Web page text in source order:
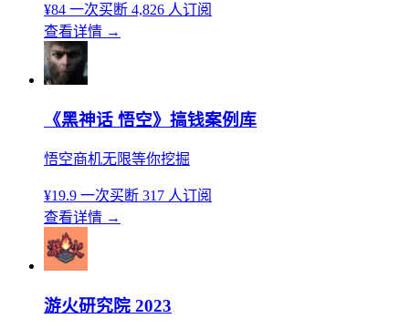
¥84 一次买断 4,826 人订阅
查看详情 →
《黑神话 悟空》搞钱案例库
悟空商机无限等你挖掘
¥19.9 一次买断 317 人订阅
查看详情 →
游火研究院 2023